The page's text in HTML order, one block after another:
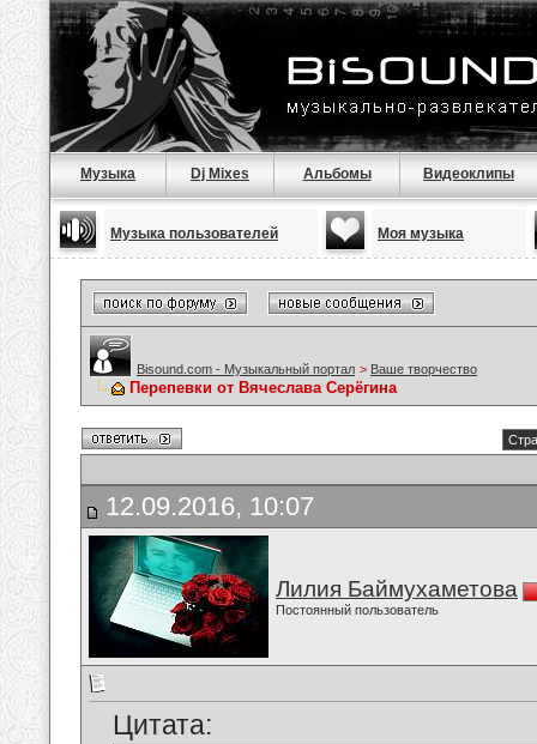
Музыка Dj Mixes Альбомы Видеоклипы
Музыка пользователей Моя музыка
Bisound.com - Музыкальный портал > Ваше творчество
Перепевки от Вячеслава Серёгина
12.09.2016, 10:07
Лилия Баймухаметова
Постоянный пользователь
Цитата: